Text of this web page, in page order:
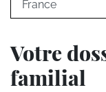
Votre
familial